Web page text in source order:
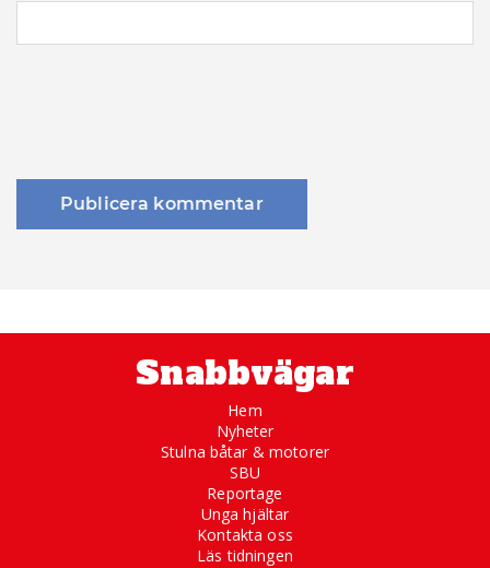
Snabbvägar
Hem
Nyheter
Stulna båtar & motorer
SBU
Reportage
Unga hjältar
Kontakta oss
Läs tidningen